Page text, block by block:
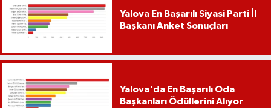
Yalova En Başarılı Siyasi Parti İl
Başkanı Anket Sonuçları
Yalova'da En Başarılı Oda
Başkanları Ödüllerini Alıyor